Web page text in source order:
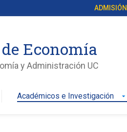
ADMISIÓN
Economía
y Administración UC
Académicos e Investigación arrow_drop_down